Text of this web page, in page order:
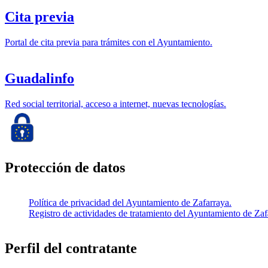
Cita previa
Portal de cita previa para trámites con el Ayuntamiento.
Guadalinfo
Red social territorial, acceso a internet, nuevas tecnologías.
Protección de datos
Política de privacidad del Ayuntamiento de Zafarraya.
Registro de actividades de tratamiento del Ayuntamiento de
Perfil del contratante